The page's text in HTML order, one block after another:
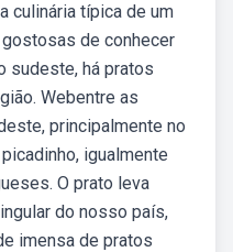
culinária típica de um
de conhecer
sudeste, há pratos
Webentre as
principalmente no
igualmente
O prato leva
do nosso país,
imensa de pratos